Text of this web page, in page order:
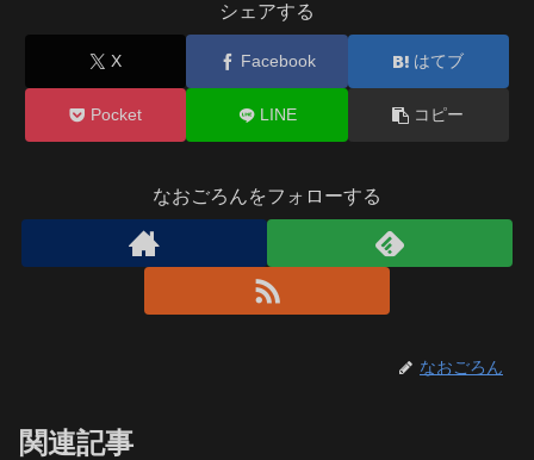
シェアする
X Facebook はてブ
Pocket LINE コピー
なおごろんをフォローする
なおごろん
関連記事